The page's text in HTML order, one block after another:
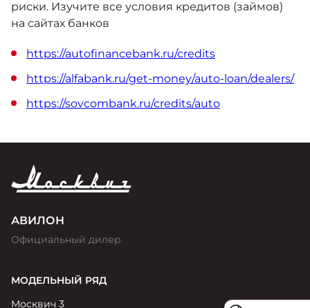
риски. Изучите все условия кредитов (займов)
на сайтах банков
https://autofinancebank.ru/credits
https://alfabank.ru/get-money/auto-loan/dealers/
https://sovcombank.ru/credits/auto
АВИЛОН
Официальный дилер
МОДЕЛЬНЫЙ РЯД
Москвич 3